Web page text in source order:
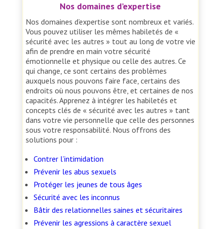
Nos domaines d’expertise
Nos domaines d’expertise sont nombreux et variés.
Vous pouvez utiliser les mêmes habiletés de «
sécurité avec les autres » tout au long de votre vie
afin de prendre en main votre sécurité
émotionnelle et physique ou celle des autres. Ce
qui change, ce sont certains des problèmes
auxquels nous pouvons faire face, certains des
endroits où nous pouvons être, et certaines de nos
capacités. Apprenez à intégrer les habiletés et
concepts clés de « sécurité avec les autres » tant
dans votre vie personnelle que celle des personnes
sous votre responsabilité. Nous offrons des
solutions pour :
Contrer l’intimidation
Prévenir les abus sexuels
Protéger les jeunes de tous âges
Sécurité avec les inconnus
Bâtir des relationnelles saines et sécuritaires
Prévenir les agressions à caractère sexuel